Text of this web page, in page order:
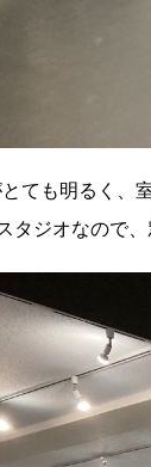
ても明るく、
タジオなので